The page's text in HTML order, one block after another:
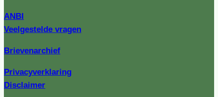
ANBI
Veelgestelde vragen
Brievenarchief
Privacyverklaring
Disclaimer